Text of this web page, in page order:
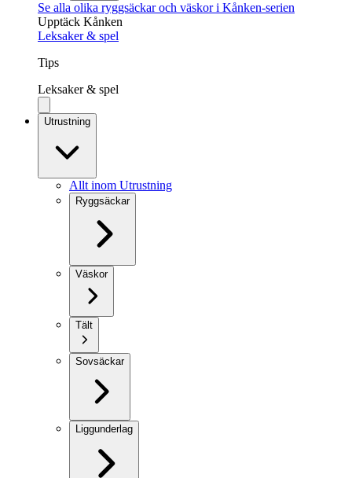
Se alla olika ryggsäckar och väskor i Kånken-serien
Upptäck Kånken
Leksaker & spel
Tips
Leksaker & spel
Utrustning
Allt inom Utrustning
Ryggsäckar
Väskor
Tält
Sovsäckar
Liggunderlag